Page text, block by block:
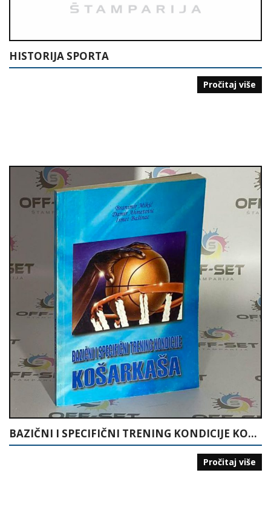
HISTORIJA SPORTA
Pročitaj više
BAZIČNI I SPECIFIČNI TRENING KONDICIJE KOŠARKAŠA
Pročitaj više